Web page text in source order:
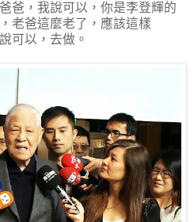
爸，我說可以，你是李登輝的
老爸這麼老了，應該這樣
可以，去做。